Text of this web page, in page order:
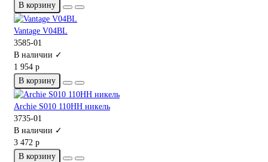
В корзину
Vantage V04BL
3585-01
В наличии ✓
1 954 р
В корзину
Archie S010 110HH никель
3735-01
В наличии ✓
3 472 р
В корзину